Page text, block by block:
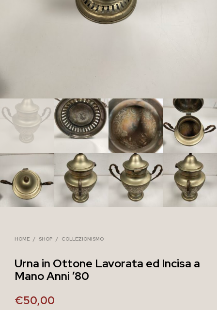
HOME / SHOP / COLLEZIONISMO
Urna in Ottone Lavorata ed Incisa a
Mano Anni ’80
€50,00